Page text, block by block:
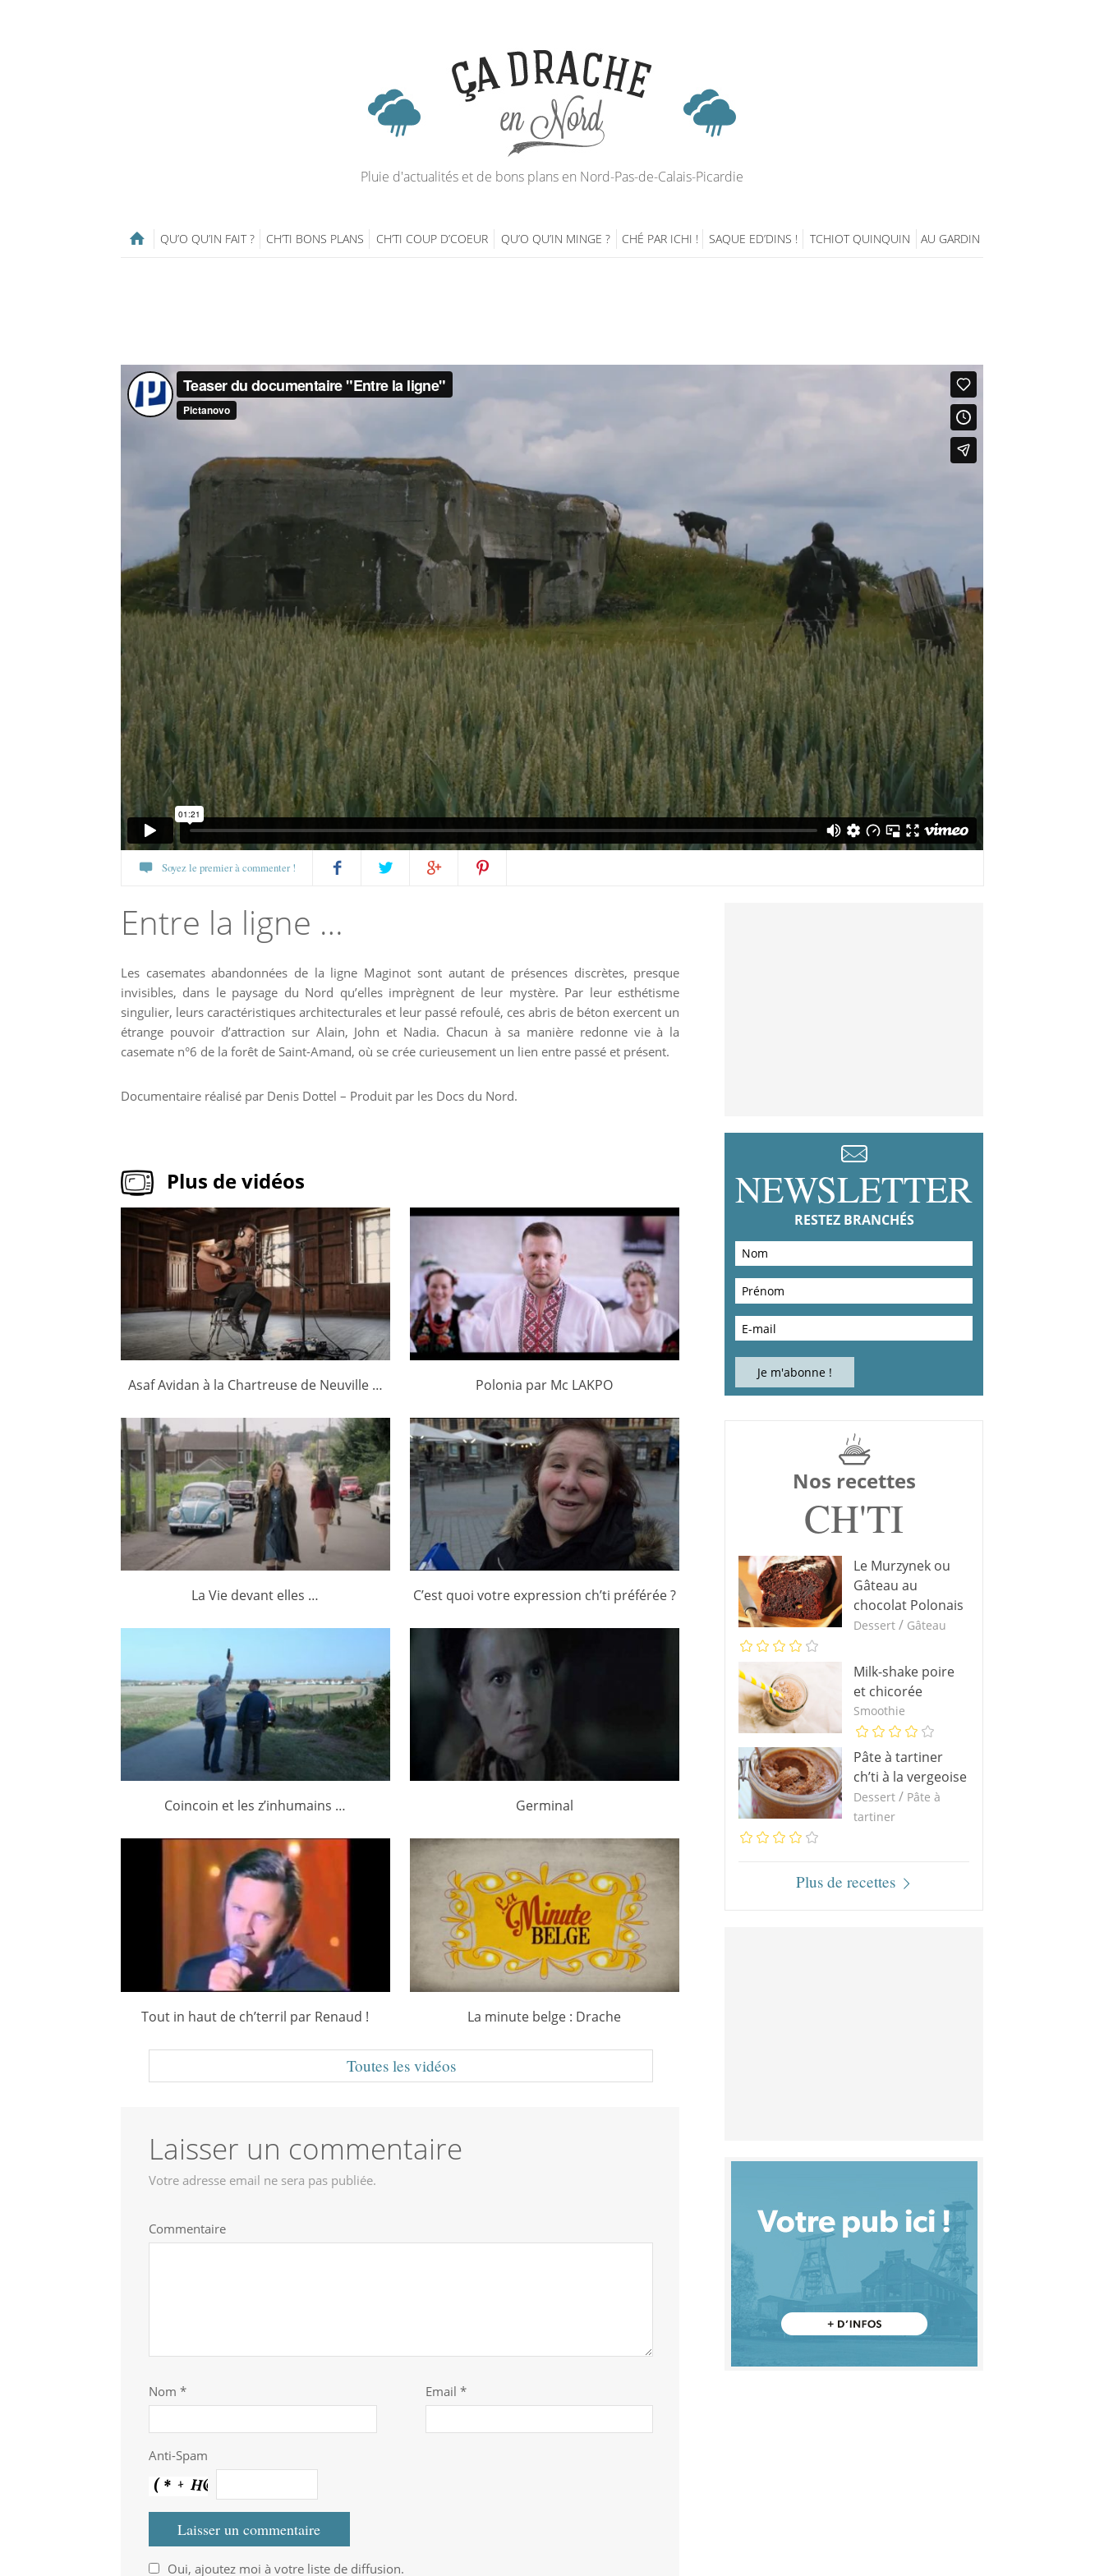
Pluie d'actualités et de bons plans en Nord-Pas-de-Calais-Picardie
QU’O QU’IN FAIT ? CH’TI BONS PLANS CH’TI COUP D’COEUR QU’O QU’IN MINGE ? CHÉ PAR ICHI ! SAQUE ED’DINS ! TCHIOT QUINQUIN AU GARDIN
Soyez le premier à commenter !
sur
Facebook Google+
Entre la ligne …
Les casemates abandonnées de la ligne Maginot sont autant de présences discrètes, presque
invisibles, dans le paysage du Nord qu’elles imprègnent de leur mystère. Par leur esthétisme
singulier, leurs caractéristiques architecturales et leur passé refoulé, ces abris de béton exercent un
étrange pouvoir d’attraction sur Alain, John et Nadia. Chacun à sa manière redonne vie à la
casemate n°6 de la forêt de Saint-Amand, où se crée curieusement un lien entre passé et présent.
Documentaire réalisé par Denis Dottel – Produit par les Docs du Nord.
Plus de vidéos
Asaf Avidan à la Chartreuse de Neuville … Polonia par Mc LAKPO
La Vie devant elles … C’est quoi votre expression ch’ti préférée ?
Coincoin et les z’inhumains … Germinal
Tout in haut de ch’terril par Renaud ! La minute belge : Drache
Toutes les vidéos
Laisser un commentaire
Votre adresse email ne sera pas publiée.
Commentaire
Nom* Email *
Anti-Spam
Oui, ajoutez moi à votre liste de diffusion.
NEWSLETTER
RESTEZ BRANCHÉS
Nos recettes
CH'TI
Le Murzynek ou
Gâteau au
chocolat Polonais
Dessert / Gâteau
Milk-shake poire
et chicorée
Smoothie
Pâte à tartiner
ch’ti à la vergeoise
Dessert / Pâte à
tartiner
Plus de recettes